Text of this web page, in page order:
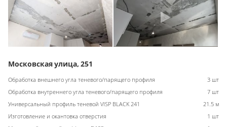
Московская улица, 251
Обработка внешнего угла теневого/парящего профиля
3 шт
Обработка внутреннего угла теневого/парящего профиля
7 шт
Универсальный профиль теневой VISP BLACK 241
21.5 м
Изготовление и окантовка отверстия
1 шт